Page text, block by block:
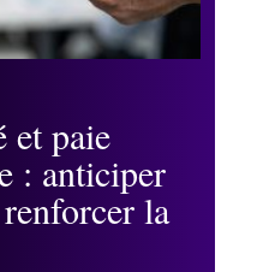
et paie
: anticiper
la